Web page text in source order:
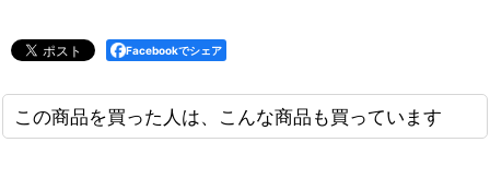
Facebookでシェア
この商品を買った人は、こんな商品も買っています